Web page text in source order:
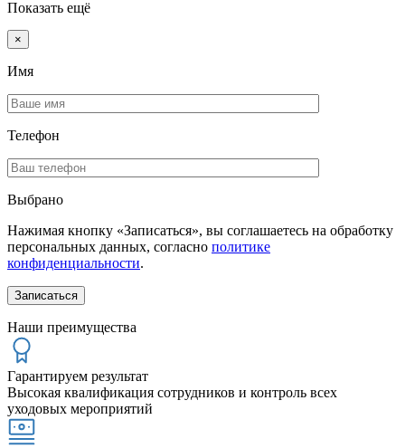
Показать ещё
×
Имя
Телефон
Выбрано
Нажимая кнопку «Записаться», вы соглашаетесь на обработку
персональных данных, согласно политике
конфиденциальности.
Наши преимущества
Гарантируем результат
Высокая квалификация сотрудников и контроль всех
уходовых мероприятий